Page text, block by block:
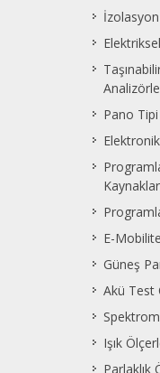
Pano
E-
Güneş
Akü Test
Işık
Parlaklık